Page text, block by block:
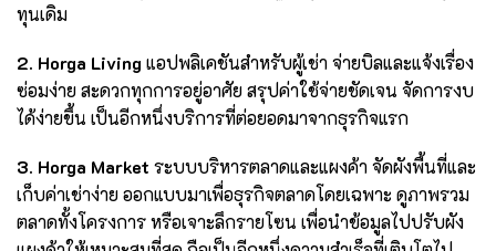
ทุนเดิม
2. Horga Living แอปพลิเคชันสำหรับผู้เช่า จ่ายบิลและแจ้งเรื่อง
ซ่อมง่าย สะดวกทุกการอยู่อาศัย สรุปค่าใช้จ่ายชัดเจน จัดการงบ
ได้ง่ายขึ้น เป็นอีกหนึ่งบริการที่ต่อยอดมาจากธุรกิจแรก
3. Horga Market ระบบบริหารตลาดและแผงค้า จัดผังพื้นที่และ
เก็บค่าเช่าง่าย ออกแบบมาเพื่อธุรกิจตลาดโดยเฉพาะ ดูภาพรวม
ตลาดทั้งโครงการ หรือเจาะลึกรายโซน เพื่อนำข้อมูลไปปรับผัง